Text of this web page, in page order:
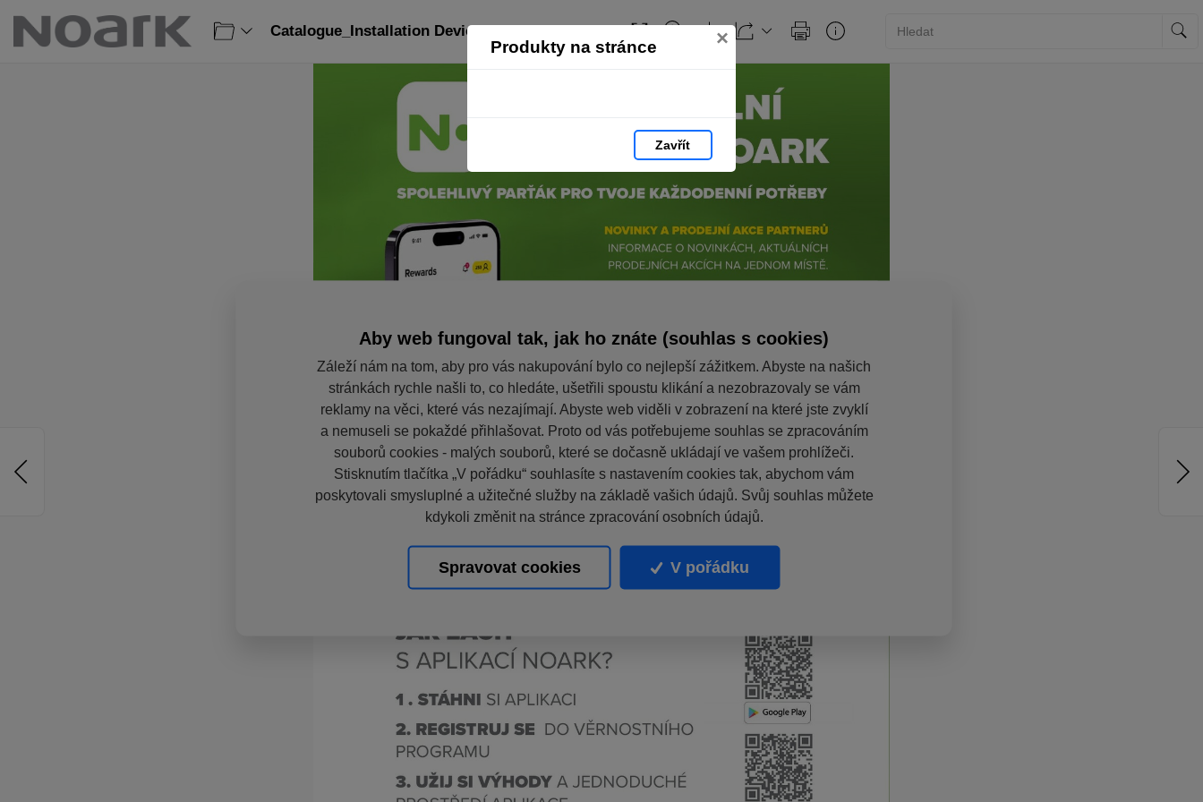
Produkty na stránce ×
Zavřít
Catalogue_Installation Devices_CZ: strana 425
Aby web fungoval tak, jak ho znáte (souhlas s cookies)
Záleží nám na tom, aby pro vás nakupování bylo co nejlepší zážitkem. Abyste na našich
stránkách rychle našli to, co hledáte, ušetřili spoustu klikání a nezobrazovaly se vám
reklamy na věci, které vás nezajímají. Abyste web viděli v zobrazení na které jste zvyklí
a nemuseli se pokaždé přihlašovat. Proto od vás potřebujeme souhlas se zpracováním
souborů cookies - malých souborů, které se dočasně ukládají ve vašem prohlížeči.
Stisknutím tlačítka „V pořádku“ souhlasíte s nastavením cookies tak, abychom vám
poskytovali smysluplné a užitečné služby na základě vašich údajů. Svůj souhlas můžete
kdykoli změnit na stránce zpracování osobních údajů.
Spravovat cookies V pořádku